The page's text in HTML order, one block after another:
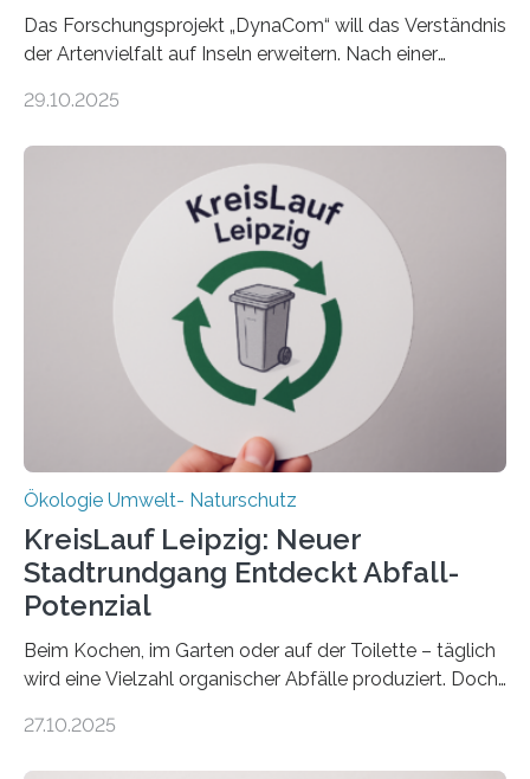
Das Forschungsprojekt „DynaCom“ will das Verständnis
der Artenvielfalt auf Inseln erweitern. Nach einer
Beobachtungen im Wattenmeer ist nun eine große
Oldenburg befassen sich insbesondere damit, wie ein
Ökosystem gedeiht – und wie sich dieser Prozess
verlässlich prognostizieren lässt. Grünes Licht für
„DynaCom“: Die Deutsche Forschungsgemeinschaft
(DFG) fördert das Anfang 2019 gestartete
Forschungsprojekt an der Universität Oldenburg für
zwei weitere Jahre mit rund 1,2 Millionen Euro. „Wir
freuen uns sehr über…
29.10.2025
Ökologie Umwelt- Naturschutz
KreisLauf Leipzig: Neuer
Stadtrundgang Entdeckt Abfall-
Potenzial
Beim Kochen, im Garten oder auf der Toilette – täglich
wird eine Vielzahl organischer Abfälle produziert. Doch
Potenzial nur dann entfalten können, wenn sie in
27.10.2025